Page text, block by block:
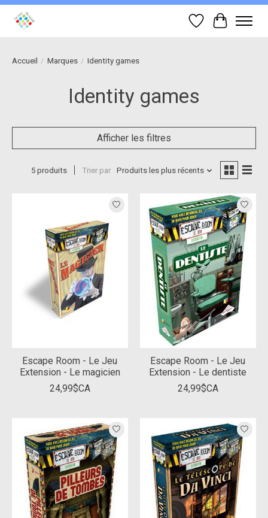
Liste dePanier
Accueil / Marques / Identity games
Identity games
Afficher les filtres
5 produits Trier par Produits les plus récents
Escape Room - Le Jeu
Extension - Le magicien
24,99$CA
Escape Room - Le Jeu
Extension - Le dentiste
24,99$CA